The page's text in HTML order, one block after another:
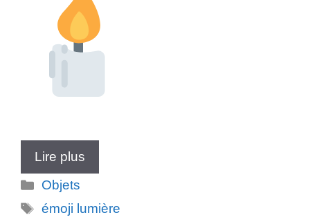
Lire plus
Catégories
Objets
Étiquettes
émoji lumière